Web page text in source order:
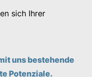
sich Ihrer
uns bestehende
Potenziale.